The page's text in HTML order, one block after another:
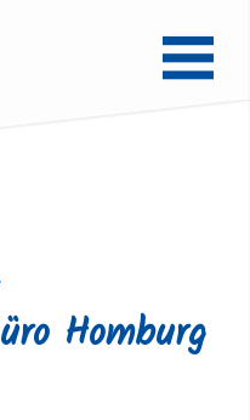
Homburg